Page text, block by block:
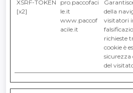
XSRF-TOKEN
[x2]
pro.paccofaci
le.it
www.paccof
acile.it
della
visitatori
richieste
cookie è
sicurezza
del